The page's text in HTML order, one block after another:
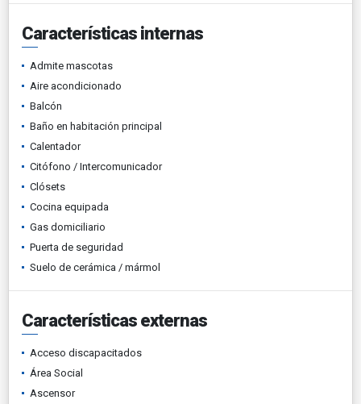
Características internas
Admite mascotas
Aire acondicionado
Balcón
Baño en habitación principal
Calentador
Citófono / Intercomunicador
Clósets
Cocina equipada
Gas domiciliario
Puerta de seguridad
Suelo de cerámica / mármol
Características externas
Acceso discapacitados
Área Social
Ascensor